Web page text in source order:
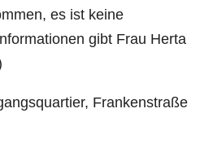
es ist keine
gibt Frau Herta
Frankenstraße